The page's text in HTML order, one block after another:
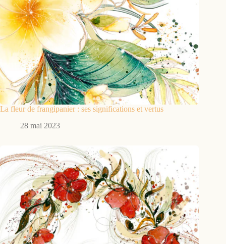
La fleur de frangipanier : ses significations et vertus
28 mai 2023